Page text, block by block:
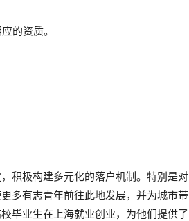
的资质。
积极构建多元化的落户机制。特别是对
多有志青年前往此地发展，并为城市带
毕业生在上海就业创业，为他们提供了